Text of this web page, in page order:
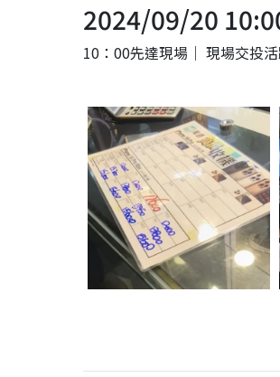
2024/09/20
10：00先達現場｜ 現場交投